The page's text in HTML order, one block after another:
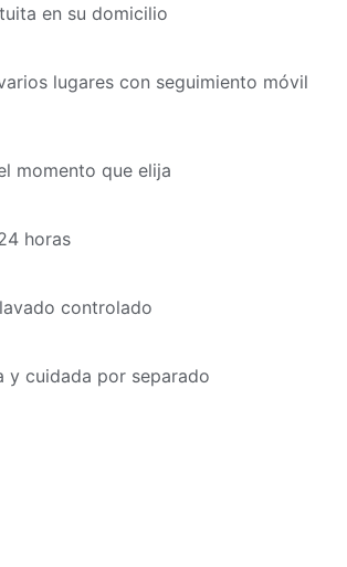
en su domicilio
lugares con seguimiento móvil
momento que elija
horas
controlado
y cuidada por separado